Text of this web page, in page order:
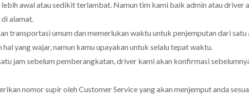
awal atau sedikit terlambat. Namun tim kami baik admin atau driver
alamat.
transportasi umum dan memerlukan waktu untuk penjemputan dari
yang wajar, namun kamu upayakan untuk selalu tepat waktu.
jam sebelum pemberangkatan, driver kami akan konfirmasi
nomor supir oleh Customer Service yang akan menjemput anda